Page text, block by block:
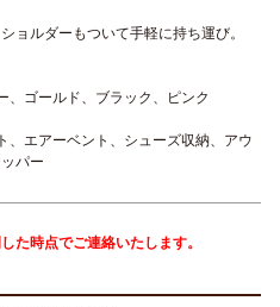
ョルダーもついて手軽に持ち運び。
、ゴールド、ブラック、ピンク
、エアーベント、シューズ収納、アウ
パー
た時点でご連絡いたします。